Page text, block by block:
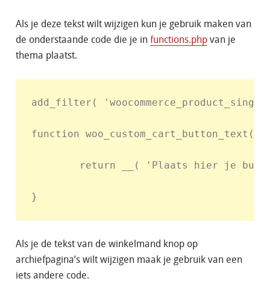
Als je deze tekst wilt wijzigen kun je gebruik maken van
de onderstaande code die je in functions.php van je
thema plaatst.
add_filter(
function woo_custom_cart_button_text()
return __( 'Plaats hier je
Als je de tekst van de winkelmand knop op
archiefpagina’s wilt wijzigen maak je gebruik van een
iets andere code.